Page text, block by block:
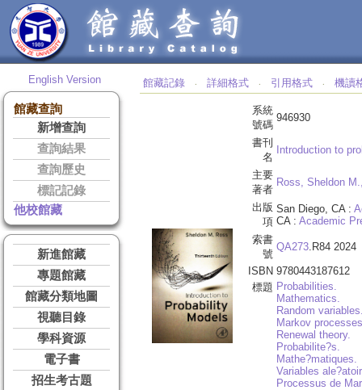
English Version
館藏查詢
新增查詢
查詢結果
查詢歷史
標記記錄
他校館藏
新進館藏
專題館藏
館藏分類地圖
視聽目錄
學科資源
電子書
招生考古題
館藏記錄 ‧ 詳細格式 ‧ 引用格式 ‧ 機讀
系統
號碼
946930
書刊
名
Introduction to
主要
著者
Ross, Sheldon
出版
項
San Diego, CA :
CA : Academic
索書
號
QA273.R84 2024
ISBN 9780443187612
標題 Probabilities.
Mathematics.
Random
Markov
Renewal theory.
Probabilite?s.
Mathe?matiques.
Variables
Processus de